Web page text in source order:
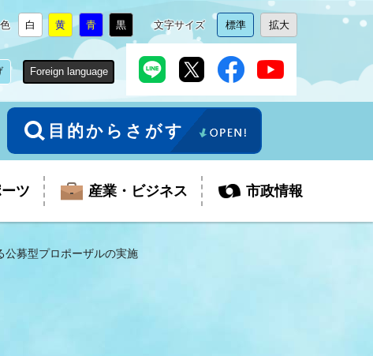
背
景
色
を
白
に
更
背
色
を
黄
に
更
背
色
を
青
に
更
背
景
黒
に
変
文字サイズ
文
字
サ
イ
を
標準
に
変
文
字
サ
イ
拡大
に
変
Foreign language
目的からさがす
ツ 産業・ビジネス 市政情報
公募型プロポーザルの実施